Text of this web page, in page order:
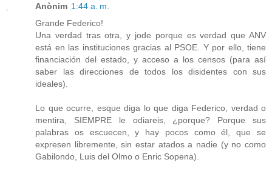
Anònim 1:44 a. m.
Grande Federico!
Una verdad tras otra, y jode porque es verdad que ANV
está en las instituciones gracias al PSOE. Y por ello, tiene
financiación del estado, y acceso a los censos (para así
saber las direcciones de todos los disidentes con sus
ideales).
Lo que ocurre, esque diga lo que diga Federico, verdad o
mentira, SIEMPRE le odiareis, ¿porque? Porque sus
palabras os escuecen, y hay pocos como él, que se
expresen libremente, sin estar atados a nadie (y no como
Gabilondo, Luis del Olmo o Enric Sopena).